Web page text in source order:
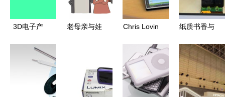
3D电子产
新、环保与
老母亲与娃
争” 这一条
核心经验，
Chris Lovin
的电子产品
设计之路
纸质书香与
欧洲人为何
更钟情于阅
读？